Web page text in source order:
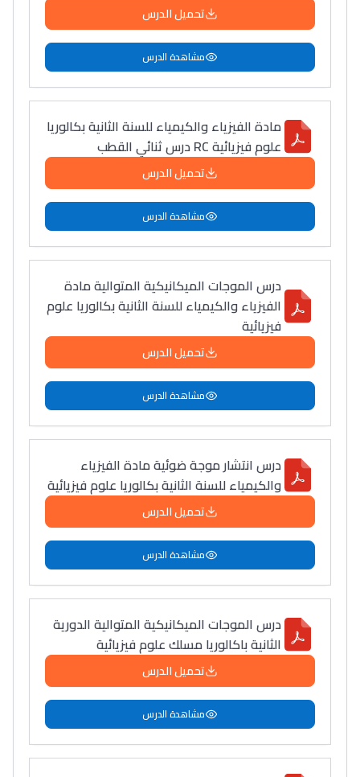
تحميل الدرس
مشاهدة الدرس
مادة الفيزياء والكيمياء للسنة الثانية بكالوريا
علوم فيزيائية RC درس ثنائي القطب
تحميل الدرس
مشاهدة الدرس
درس الموجات الميكانيكية المتوالية مادة
الفيزياء والكيمياء للسنة الثانية بكالوريا علوم
فيزيائية
تحميل الدرس
مشاهدة الدرس
درس انتشار موجة ضوئية مادة الفيزياء
والكيمياء للسنة الثانية بكالوريا علوم فيزيائية
تحميل الدرس
مشاهدة الدرس
درس الموجات الميكانيكية المتوالية الدورية
الثانية باكالوريا مسلك علوم فيزيائية
تحميل الدرس
مشاهدة الدرس